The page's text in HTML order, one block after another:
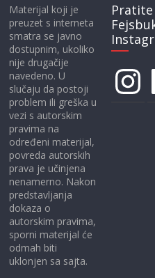
Materijal koji je
preuzet s interneta
smatra se javno
dostupnim, ukoliko
nije drugačije
navedeno. U
slučaju da postoji
problem ili greška u
vezi s autorskim
pravima na
određeni materijal,
povreda autorskih
prava je učinjena
nenamerno. Nakon
predstavljanja
dokaza o
autorskim pravima,
sporni materijal će
odmah biti
uklonjen sa sajta.
Pratite